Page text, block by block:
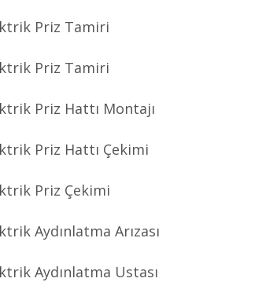
Priz Tamiri
Priz Tamiri
Priz Hattı Montajı
Priz Hattı Çekimi
Priz Çekimi
Aydınlatma Arızası
Aydınlatma Ustası